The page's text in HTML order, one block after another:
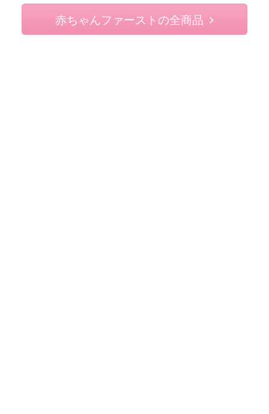
赤ちゃんファーストの全商品